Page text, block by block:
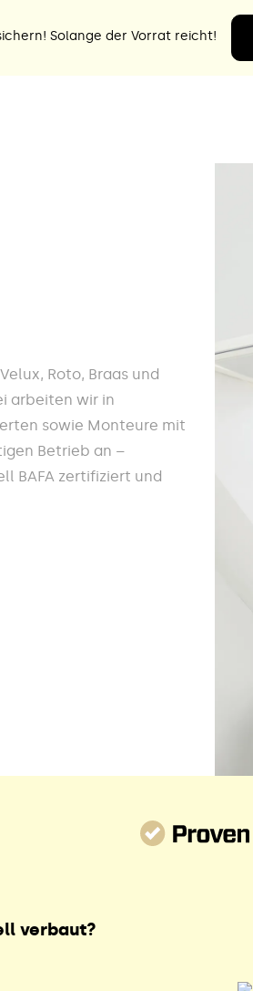
Solange der Vorrat reicht!
Roto, Braas und
arbeiten wir in
sowie Monteure mit
Betrieb an –
BAFA zertifiziert und
verbaut?